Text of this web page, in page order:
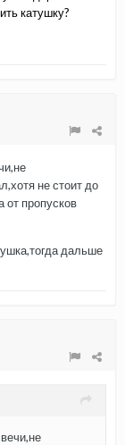
катушку?
не стоит до
от пропусков
дальше